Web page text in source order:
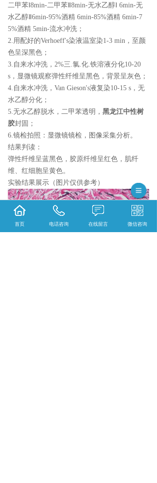
二甲苯Ⅰ8min-二甲苯Ⅱ8min-无水乙醇Ⅰ 6min-无
水乙醇Ⅱ6min-95%酒精 6min-85%酒精 6min-7
5%酒精 5min-流水冲洗；
2.用配好的Verhoeff's染液温室染1-3 min，至颜
色呈深黑色；
3.自来水冲洗，2%三.氯.化.铁溶液分化10-20
s，显微镜观察弹性纤维呈黑色，背景呈灰色；
4.自来水冲洗，Van Gieson's液复染10-15 s，无
水乙醇分化；
5.无水乙醇脱水，二甲苯透明， 黑龙江中性树
胶封固；
6.镜检拍照：显微镜镜检，图像采集分析。
结果判读：
弹性纤维呈蓝黑色，胶原纤维呈红色，肌纤
维、红细胞呈黄色。
实验结果展示（图片仅供参考）
首页 电话咨询 在线留言 微信咨询